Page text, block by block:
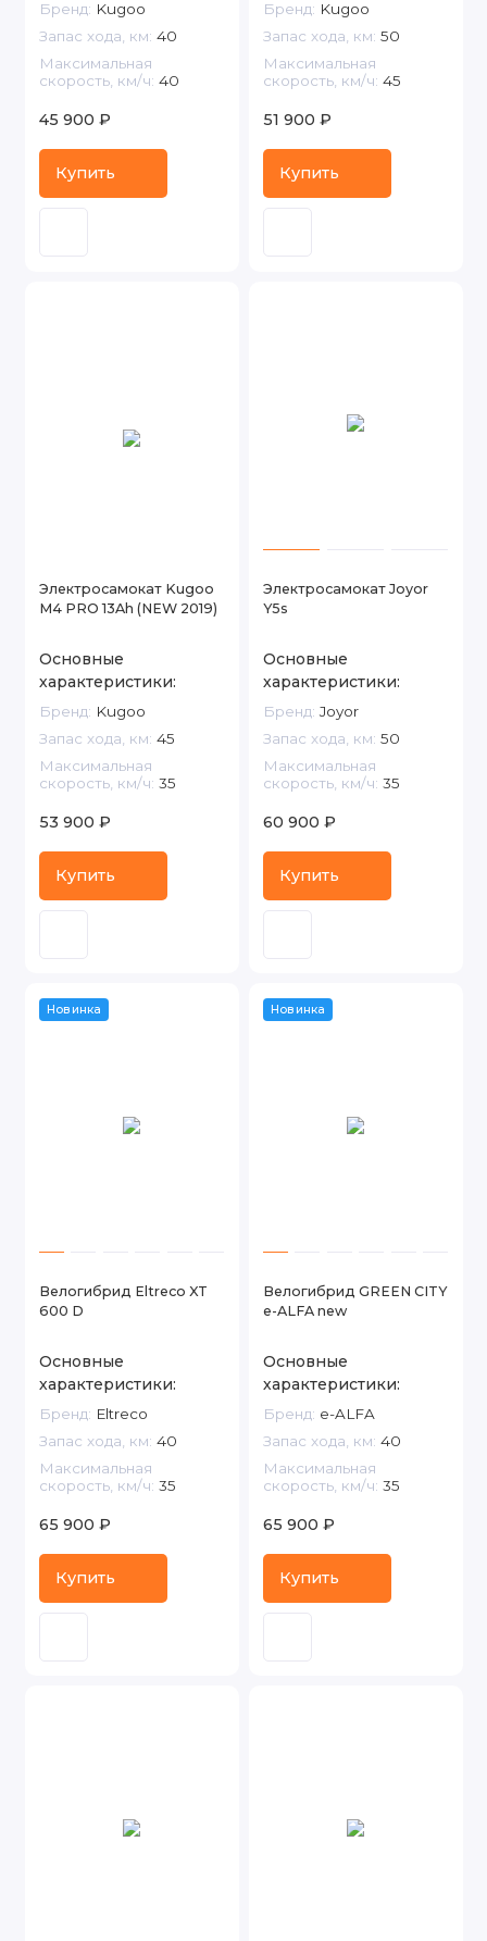
Бренд: Kugoo
Запас хода, км: 40
Максимальная
скорость, км/ч: 40
45 900 ₽
Купить
Бренд: Kugoo
Запас хода, км: 50
Максимальная
скорость, км/ч: 45
51 900 ₽
Купить
Электросамокат Kugoo
M4 PRO 13Ah (NEW 2019)
Основные
характеристики:
Бренд: Kugoo
Запас хода, км: 45
Максимальная
скорость, км/ч: 35
53 900 ₽
Купить
Электросамокат Joyor
Y5s
Основные
характеристики:
Бренд: Joyor
Запас хода, км: 50
Максимальная
скорость, км/ч: 35
60 900 ₽
Купить
Новинка
Велогибрид Eltreco XT
600 D
Основные
характеристики:
Бренд: Eltreco
Запас хода, км: 40
Максимальная
скорость, км/ч: 35
65 900 ₽
Купить
Новинка
Велогибрид GREEN CITY
e-ALFA new
Основные
характеристики:
Бренд: e-ALFA
Запас хода, км: 40
Максимальная
скорость, км/ч: 35
65 900 ₽
Купить